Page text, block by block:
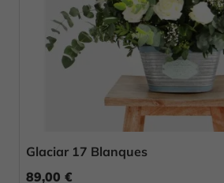
Glaciar 17 Blanques
89,00 €